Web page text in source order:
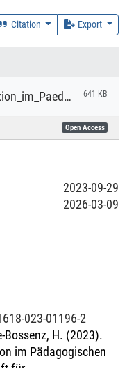
Citation Export
Lenske_et_al_Stichwort_Reflexion_im_Paedagogischen_Kontext.pdf 641 KB
Open Access
2023-09-29
2026-03-09
023-01196-2
Bossenz, H. (2023).
im Pädagogischen